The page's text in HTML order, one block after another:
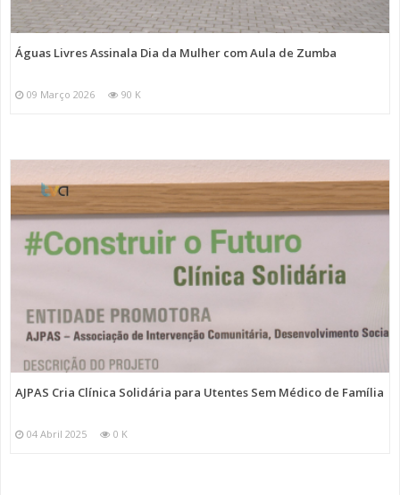
Águas Livres Assinala Dia da Mulher com Aula de Zumba
09 Março 2026 90 K
AJPAS Cria Clínica Solidária para Utentes Sem Médico de Família
04 Abril 2025 0 K